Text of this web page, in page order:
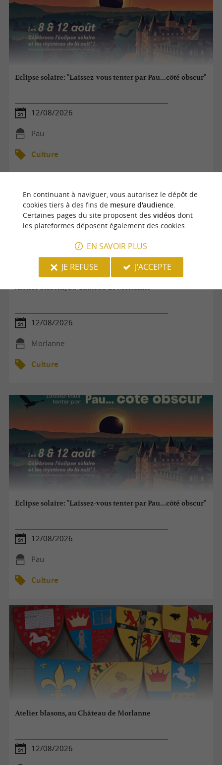
Eclipse solaire: "Laissez-vous tenter par Pau...côté obscur"
12/08/2026
Pau
Culture
Atelier blasons, au Château de Morlanne
12/08/2026
Morlanne
Culture
Eclipse solaire: "Laissez-vous tenter par Pau...côté obscur"
12/08/2026
Pau
Culture
Atelier blasons, au Château de Morlanne
12/08/2026
En continuant à naviguer, vous autorisez le dépôt de
cookies tiers à des fins de mesure d'audience.
Certaines pages du site proposent des vidéosdont
les plateformes déposent également des cookies.
EN SAVOIR PLUS
JE REFUSE
J'ACCEPTE